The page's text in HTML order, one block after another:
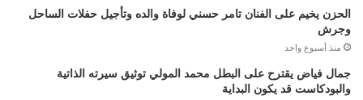
الحزن يخيم على الفنان تامر حسني لوفاة والده وتأجيل حفلات الساحل
وجرش
منذ أسبوع واحد
جمال فياض يقترح على البطل محمد المولي توثيق سيرته الذاتية
والبودكاست قد يكون البداية